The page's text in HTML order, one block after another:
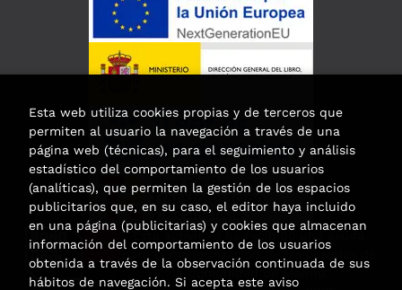
Esta actividad ha recibido una ayuda
para la modernización de las librerías de
la Comunidad de Madrid
Esta web utiliza cookies propias y de terceros que
permiten al usuario la navegación a través de una
página web (técnicas), para el seguimiento y análisis
estadístico del comportamiento de los usuarios
(analíticas), que permiten la gestión de los espacios
publicitarios que, en su caso, el editor haya incluido
en una página (publicitarias) y cookies que almacenan
información del comportamiento de los usuarios
obtenida a través de la observación continuada de sus
hábitos de navegación. Si acepta este aviso